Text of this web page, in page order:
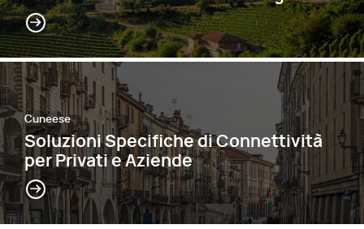
Cuneese
Soluzioni Specifiche di Connettività
per Privati e Aziende